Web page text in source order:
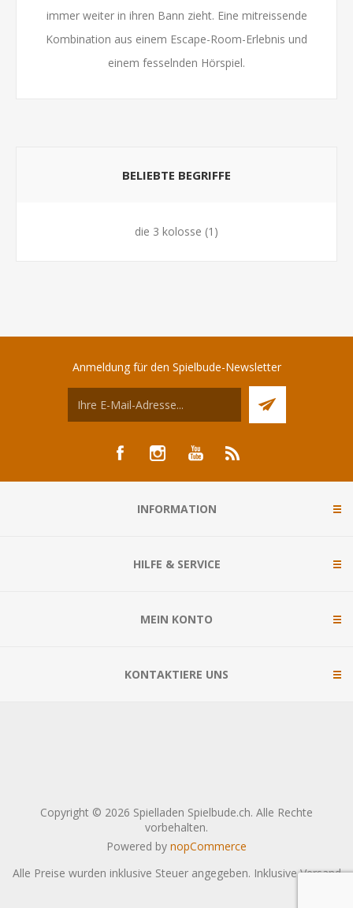
immer weiter in ihren Bann zieht. Eine mitreissende
Kombination aus einem Escape-Room-Erlebnis und
einem fesselnden Hörspiel.
BELIEBTE BEGRIFFE
die 3 kolosse (1)
Anmeldung für den Spielbude-Newsletter
INFORMATION
HILFE & SERVICE
MEIN KONTO
KONTAKTIERE UNS
Copyright © 2026 Spielladen Spielbude.ch. Alle Rechte
vorbehalten.
Powered by nopCommerce
Alle Preise wurden inklusive Steuer angegeben. InklusiveVersand